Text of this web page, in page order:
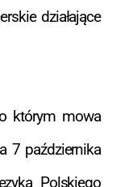
działające
którym mowa
7 października
Polskiego